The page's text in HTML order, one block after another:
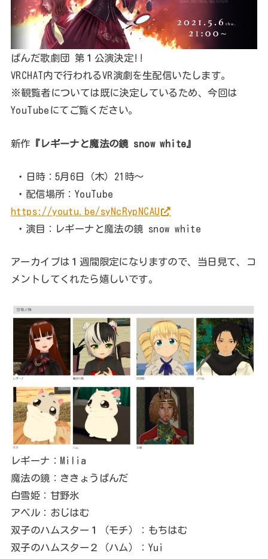
ぱんだ歌劇団 第１公演決定!!
VRCHAT内で行われるVR演劇を生配信いたします。
※観覧者については既に決定しているため、今回は
YouTubeにてご覧ください。
新作 『レギーナと魔法の鏡 snow white』
・日時：5月6日（木）21時～
・配信場所：YouTube
https://youtu.be/syNcRypNCAU
・演目：レギーナと魔法の鏡 snow white
アーカイブは１週間限定になりますので、当日見て、コ
メントしてくれたら嬉しいです。
レギーナ：Milia
魔法の鏡：ききょうぱんだ
白雪姫：甘野氷
アベル：おじはむ
双子のハムスター１（モチ）：もちはむ
双子のハムスター２（ハム）：Yui